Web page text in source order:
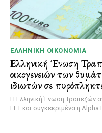
ΕΛΛΗΝΙΚΉ ΟΙΚΟΝΟΜΊΑ
Ελληνική Ένωση
οικογενειών των
ιδιωτών σε
Η Ελληνική Ένωση Τραπεζών
ΕΕΤ και συγκεκριμένα η Alpha